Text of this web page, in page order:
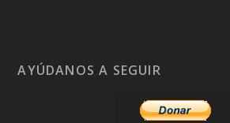
AYÚDANOS A SEGUIR